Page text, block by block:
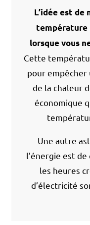
L’idée est de
température
lorsque vous
Cette
pour
de la chaleur
économique
Une autre
l’énergie est
les heures
d’électricité